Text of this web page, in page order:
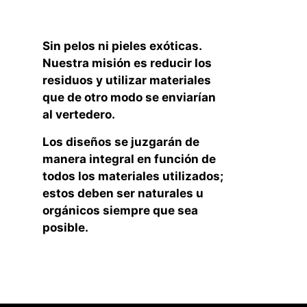
Sin pelos ni pieles exóticas.
Nuestra misión es reducir los
residuos y utilizar materiales
que de otro modo se enviarían
al vertedero.
Los diseños se juzgarán de
manera integral en función de
todos los materiales utilizados;
estos deben ser naturales u
orgánicos siempre que sea
posible.